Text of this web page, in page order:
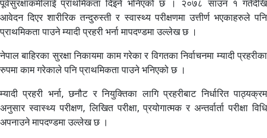
पूर्वसुरक्षाकर्मीलाई प्राथमिकता दिइने भनिएको छ । २०७८ साउन १ गतेदेखि
आवेदन दिएर शारीरिक तन्दुरुस्ती र स्वास्थ्य परीक्षणमा उत्तीर्ण भएकाहरुले पनि
प्राथमिकता पाउने म्यादी प्रहरी भर्ना मापदण्डमा उल्लेख छ ।
नेपाल बाहिरका सुरक्षा निकायमा काम गरेका र विगतका निर्वाचनमा म्यादी प्रहरीका
रुपमा काम गरेकाले पनि प्राथमिकता पाउने भनिएको छ ।
म्यादी प्रहरी भर्ना, छनौट र नियुक्तिका लागि प्रहरीबाट निर्धारित पाठ्यक्रम
अनुसार स्वास्थ्य परीक्षण, लिखित परीक्षा, प्रयोगात्मक र अन्तर्वार्ता परीक्षा विधि
अपनाउने मापदण्डमा उल्लेख छ ।